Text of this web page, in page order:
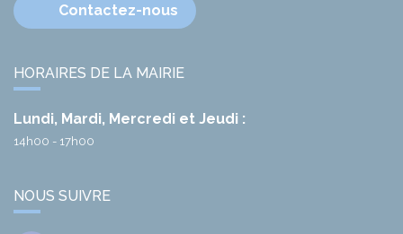
Contactez-nous
HORAIRES DE LA MAIRIE
Lundi, Mardi, Mercredi et Jeudi :
14h00 - 17h00
NOUS SUIVRE